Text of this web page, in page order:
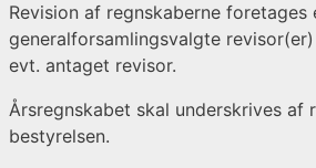
Revision af regnskaberne foretages
generalforsamlingsvalgte
evt. antaget revisor.
Årsregnskabet skal underskrives af
bestyrelsen.